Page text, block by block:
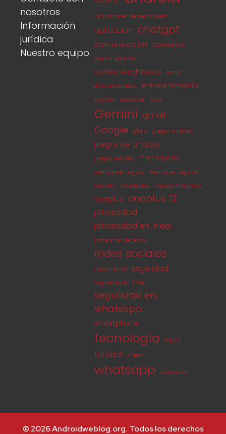
nosotros
Información
jurídica
Nuestro equipo
aplicaciones de mensajería
aplicación chatgpt
comunicación consejos
control parental
correo electrónico
cómo
eliminar cuenta
entretenimiento
español facebook fotos
Gemini gmail
Google gta 6 juegos android
juegos de android
juegos móviles mensajería
mensajería segura
mensajes seguros
móviles
novedades nuevas funciones
oneplus oneplus 12
privacidad
privacidad en línea
protección de datos
redes sociales
rendimiento seguridad
seguridad en línea
seguridad en
whatsapp
smartphone
tecnología top 10
tutorial vídeos
whatsapp wordpress
© 2026 Androidweblog.org. Todos los derechos